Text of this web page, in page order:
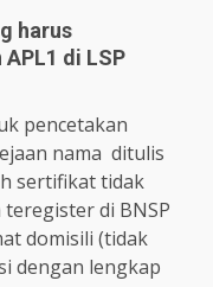
harus
di LSP
pencetakan
nama ditulis
sertifikat tidak
di BNSP
domisili (tidak
dengan lengkap